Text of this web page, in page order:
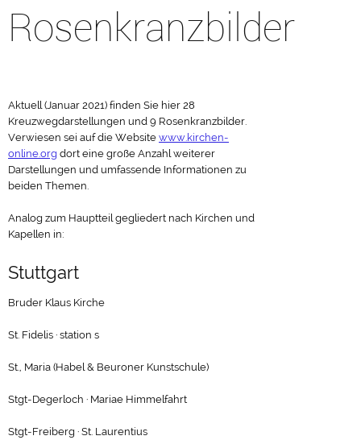
Rosenkranzbilder
Aktuell (Januar 2021) finden Sie hier 28
Kreuzwegdarstellungen und 9 Rosenkranzbilder.
Verwiesen sei auf die Website www.kirchen-
online.org dort eine große Anzahl weiterer
Darstellungen und umfassende Informationen zu
beiden Themen.
Analog zum Hauptteil gegliedert nach Kirchen und
Kapellen in:
Stuttgart
Bruder Klaus Kirche
St. Fidelis · station s
St., Maria (Habel & Beuroner Kunstschule)
Stgt-Degerloch · Mariae Himmelfahrt
Stgt-Freiberg · St. Laurentius